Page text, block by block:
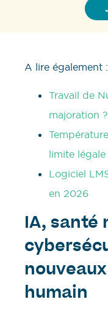
A lire également :
Travail de
majoration ?
limite
Logiciel
en 2026
IA, santé
humain